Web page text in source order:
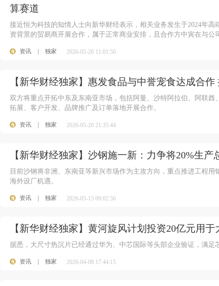
算赛道
接近恒为科技的知情人士向新华财经表示，相关业务发生于2024年
资背景的贸易商开展合作，属于正常商业安排，且合作方中寅在与
资讯 独家 2026-05-26 11:01:50
【新华财经独家】惠发食品与中誉宠食达成合
双方将重点开拓中东及东南亚市场，包括阿曼、沙特阿拉伯、阿联
拓展、客户开发、品牌推广及订单落地开展合作。
资讯 独家 2026-05-20 21:35:44
【新华财经独家】沙钢施一新：力争将20%生
目前沙钢将非洲、东南亚等新兴市场作为主攻方向，重点推进工程
海外设厂机遇。
资讯 独家 2026-05-15 09:02:56
【新华财经独家】黄河旋风计划投资20亿元用
据悉，大尺寸热沉片已经通过华为、中芯国际等头部企业验证，满足
资讯 独家 2026-04-08 17:44:15